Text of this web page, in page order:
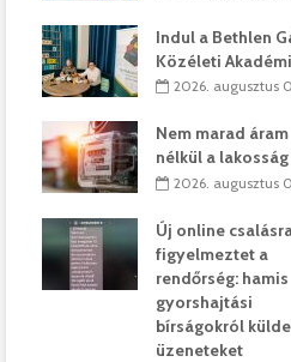
a
Indul a Bethlen
Közéleti
2026. augusztus
Nem marad áram
nélkül a lakosság
2026. augusztus
Új online
figyelmeztet a
rendőrség: hamis
gyorshajtási
bírságokról
üzeneteket